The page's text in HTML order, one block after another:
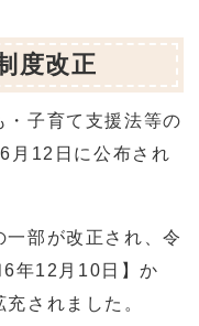
度改正
・子育て支援法等の
月12日に公布され
一部が改正され、令
年12月10日】か
されました。